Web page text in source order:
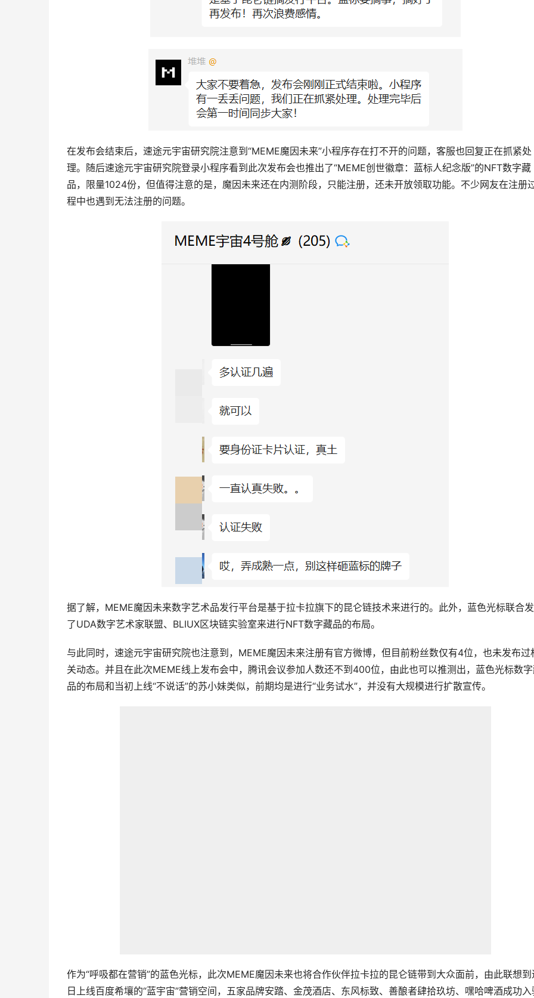
在发布会结束后，速途元宇宙研究院注意到“MEME魔因未来”小程序存在打不开的问题，客服也回复正在抓紧处
理。随后速途元宇宙研究院登录小程序看到此次发布会也推出了“MEME创世徽章：蓝标人纪念版”的NFT数字藏
品，限量1024份，但值得注意的是，魔因未来还在内测阶段，只能注册，还未开放领取功能。不少网友在注册
程中也遇到无法注册的问题。
据了解，MEME魔因未来数字艺术品发行平台是基于拉卡拉旗下的昆仑链技术来进行的。此外，蓝色光标联合
了UDA数字艺术家联盟、BLIUX区块链实验室来进行NFT数字藏品的布局。
与此同时，速途元宇宙研究院也注意到，MEME魔因未来注册有官方微博，但目前粉丝数仅有4位，也未发布过
关动态。并且在此次MEME线上发布会中，腾讯会议参加人数还不到400位，由此也可以推测出，蓝色光标数
品的布局和当初上线“不说话”的苏小妹类似，前期均是进行“业务试水”，并没有大规模进行扩散宣传。